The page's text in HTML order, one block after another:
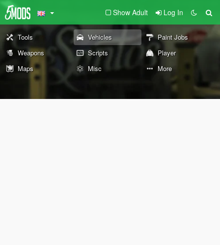
Show Adult Log In
Tools Vehicles
Paint Jobs
Weapons
Scripts
Player
Maps
Misc More